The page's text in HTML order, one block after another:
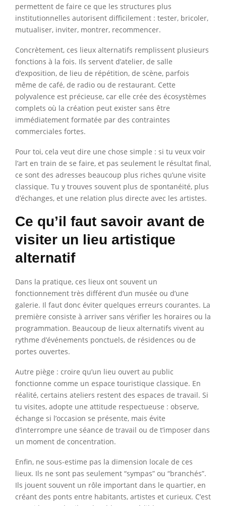
permettent de faire ce que les structures plus
institutionnelles autorisent difficilement : tester, bricoler,
mutualiser, inviter, montrer, recommencer.
Concrètement, ces lieux alternatifs remplissent plusieurs
fonctions à la fois. Ils servent d’atelier, de salle
d’exposition, de lieu de répétition, de scène, parfois
même de café, de radio ou de restaurant. Cette
polyvalence est précieuse, car elle crée des écosystèmes
complets où la création peut exister sans être
immédiatement formatée par des contraintes
commerciales fortes.
Pour toi, cela veut dire une chose simple : si tu veux voir
l’art en train de se faire, et pas seulement le résultat final,
ce sont des adresses beaucoup plus riches qu’une visite
classique. Tu y trouves souvent plus de spontanéité, plus
d’échanges, et une relation plus directe avec les artistes.
Ce qu’il faut savoir avant de
visiter un lieu artistique
alternatif
Dans la pratique, ces lieux ont souvent un
fonctionnement très différent d’un musée ou d’une
galerie. Il faut donc éviter quelques erreurs courantes. La
première consiste à arriver sans vérifier les horaires ou la
programmation. Beaucoup de lieux alternatifs vivent au
rythme d’événements ponctuels, de résidences ou de
portes ouvertes.
Autre piège : croire qu’un lieu ouvert au public
fonctionne comme un espace touristique classique. En
réalité, certains ateliers restent des espaces de travail. Si
tu visites, adopte une attitude respectueuse : observe,
échange si l’occasion se présente, mais évite
d’interrompre une séance de travail ou de t’imposer dans
un moment de concentration.
Enfin, ne sous-estime pas la dimension locale de ces
lieux. Ils ne sont pas seulement “sympas” ou “branchés”.
Ils jouent souvent un rôle important dans le quartier, en
créant des ponts entre habitants, artistes et curieux. C’est